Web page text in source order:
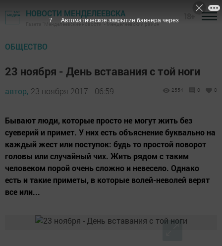
НОВОСТИ МЕНДЕЛЕЕВСКА
Газета "Менделеевские новости" - Менделеевский район
ОБЩЕСТВО
23 ноября - День вставания с той ноги
автор, 23 ноября 2017 - 06:59 2554 0 0
Бывают люди, которые просто не могут жить без
суеверий и примет. У них есть объяснение буквально на
каждый жест или поступок: будь то простой поворот
головы или случайный чих. Жить рядом с таким
человеком порой очень сложно и невесело. Однако
есть и такие приметы, в которые волей-неволей верят
все или...
7 Автоматическое закрытие баннера через